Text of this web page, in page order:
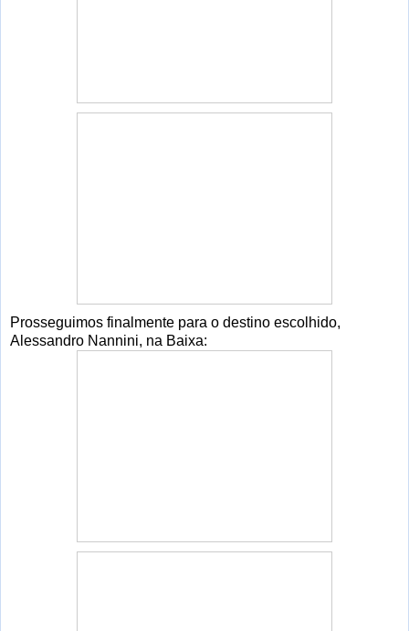
Prosseguimos finalmente para o destino escolhido,
Alessandro Nannini, na Baixa: